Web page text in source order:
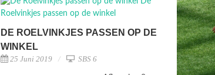
DE ROELVINKJES PASSEN OP DE
WINKEL
25 Juni 2019 SBS 6